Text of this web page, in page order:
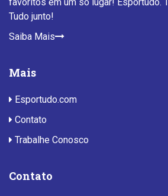
Tudo junto!
Saiba Mais
Mais
Esportudo.com
Contato
Trabalhe Conosco
Contato